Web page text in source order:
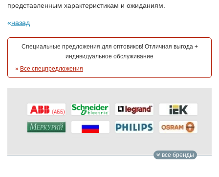
представленным характеристикам и ожиданиям.
назад
Специальные предложения для оптовиков! Отличная выгода +
индивидуальное обслуживание
» Все спецпредложения
все бренды